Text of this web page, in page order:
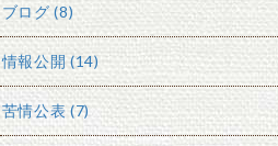
ブログ (8)
情報公開 (14)
苦情公表 (7)